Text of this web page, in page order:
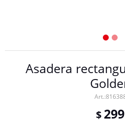
Asadera
$ 299